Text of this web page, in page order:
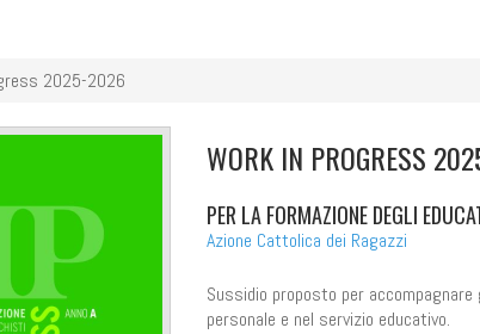
2025-2026
WORK IN PROGRESS
PER LA FORMAZIONE DEGLI
Azione Cattolica dei Ragazzi
Sussidio proposto per
personale e nel servizio educativo.